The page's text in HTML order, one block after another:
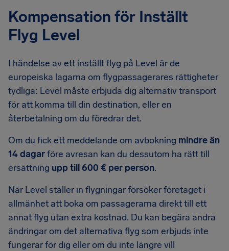
Kompensation för Inställt
Flyg Level
I händelse av ett inställt flyg på Level är de
europeiska lagarna om flygpassagerares rättigheter
tydliga: Level måste erbjuda dig alternativ transport
för att komma till din destination, eller en
återbetalning om du föredrar det.
Om du fick ett meddelande om avbokning mindre än
14 dagarföre avresan kan du dessutom ha rätt till
ersättning upp till 600 € per person.
När Level ställer in flygningar försöker företaget i
allmänhet att boka om passagerarna direkt till ett
annat flyg utan extra kostnad. Du kan begära andra
ändringar om det alternativa flyg som erbjuds inte
fungerar för dig eller om du inte längre vill